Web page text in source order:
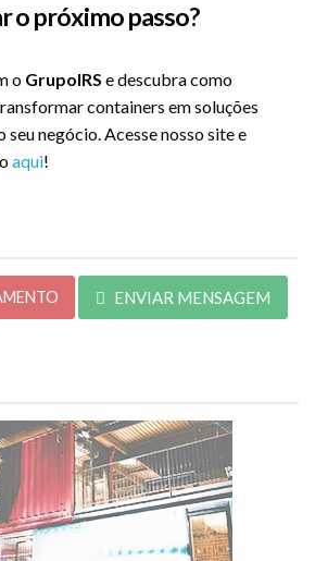
o próximo passo?
o GrupoIRS e descubra como
containers em soluções
seu negócio. Acesse nosso site e
aqui!
ENVIAR MENSAGEM